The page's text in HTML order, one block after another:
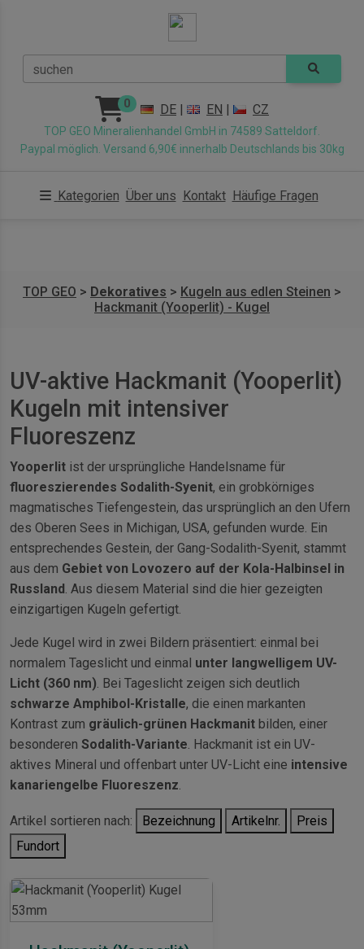
suchen
0 DE | EN | CZ
TOP GEO Mineralienhandel GmbH in 74589 Satteldorf.
Paypal möglich. Versand 6,90€ innerhalb Deutschlands bis 30kg
Kategorien Über uns Kontakt Häufige Fragen
TOP GEO > Dekoratives > Kugeln aus edlen Steinen >
Hackmanit (Yooperlit) - Kugel
UV-aktive Hackmanit (Yooperlit)
Kugeln mit intensiver
Fluoreszenz
Yooperlit ist der ursprüngliche Handelsname für
fluoreszierendes Sodalith-Syenit, ein grobkörniges
magmatisches Tiefengestein, das ursprünglich an den Ufern
des Oberen Sees in Michigan, USA, gefunden wurde. Ein
entsprechendes Gestein, der Gang-Sodalith-Syenit, stammt
aus dem Gebiet von Lovozero auf der Kola-Halbinsel in
Russland . Aus diesem Material sind die hier gezeigten
einzigartigen Kugeln gefertigt.
Jede Kugel wird in zwei Bildern präsentiert: einmal bei
normalem Tageslicht und einmal unter langwelligem UV-
Licht (360 nm). Bei Tageslicht zeigen sich deutlich
schwarze Amphibol-Kristalle, die einen markanten
Kontrast zum gräulich-grünen Hackmanit bilden, einer
besonderen Sodalith-Variante. Hackmanit ist ein UV-
aktives Mineral und offenbart unter UV-Licht eine intensive
kanariengelbe Fluoreszenz.
Artikel sortieren nach: Bezeichnung Artikelnr.
Preis
Fundort